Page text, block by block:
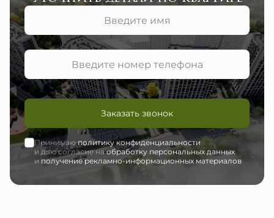
Заказать звонок
Принимаюполитику конфиденциальности
и даю согласие наобработку персональных данных
иполучение рекламно-информационных материалов